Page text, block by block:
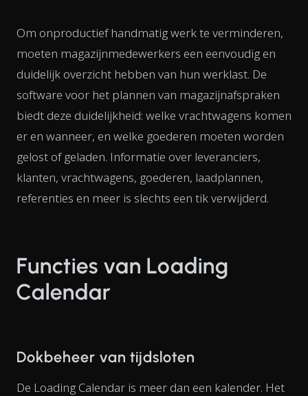
Om onproductief handmatig werk te verminderen,
moeten magazijnmedewerkers een eenvoudig en
duidelijk overzicht hebben van hun werklast. De
software voor het plannen van magazijnafspraken
biedt deze duidelijkheid: welke vrachtwagens komen
er en wanneer, en welke goederen moeten worden
gelost of geladen. Informatie over leveranciers,
klanten, vrachtwagens, goederen, laadplannen,
referenties en meer is slechts een tik verwijderd.
Functies van Loading
Calendar
Dokbeheer van tijdsloten
De Loading Calendar is meer dan een kalender. Het